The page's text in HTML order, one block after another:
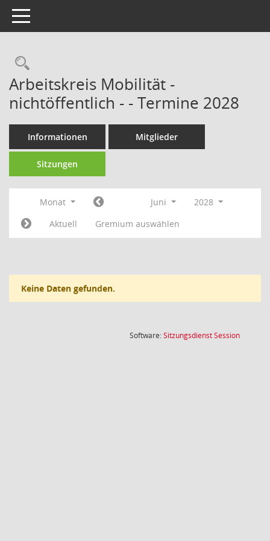
Toggle navigation
Rechercheauswahl
Arbeitskreis Mobilität -
nichtöffentlich - - Termine 2028
Informationen Mitglieder
Sitzungen
Monat Juni
2028
Aktuell
Gremium auswählen
Keine Daten gefunden.
Software:SitzungsdienstSession(Wird in